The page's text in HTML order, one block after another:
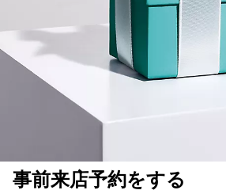
事前来店予約をする